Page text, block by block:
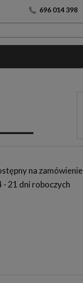
696 014 398
na zamówienie
- 21 dni roboczych